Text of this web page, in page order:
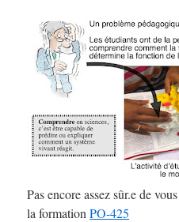
Pas encore assez sûr.e de
la formation PO-425